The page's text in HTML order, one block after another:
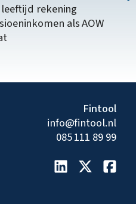
rekening
als AOW
Fintool
info@fintool.nl
085 111 89 99